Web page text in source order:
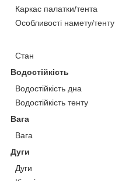
Каркас палатки/тента
Особливості намету/тенту
Стан
Водостійкість
Водостійкість дна
Водостійкість тенту
Вага
Вага
Дуги
Дуги